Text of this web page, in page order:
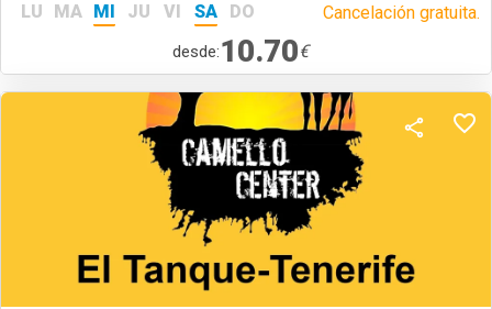
LU MA MI JU VI SA DO Cancelación gratuita.
desde:10.70€